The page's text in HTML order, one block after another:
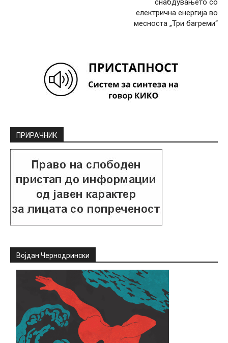
снабдувањето со
електрична енергија во
месноста „Три багреми“
ПРИРАЧНИК
Војдан Чернодрински